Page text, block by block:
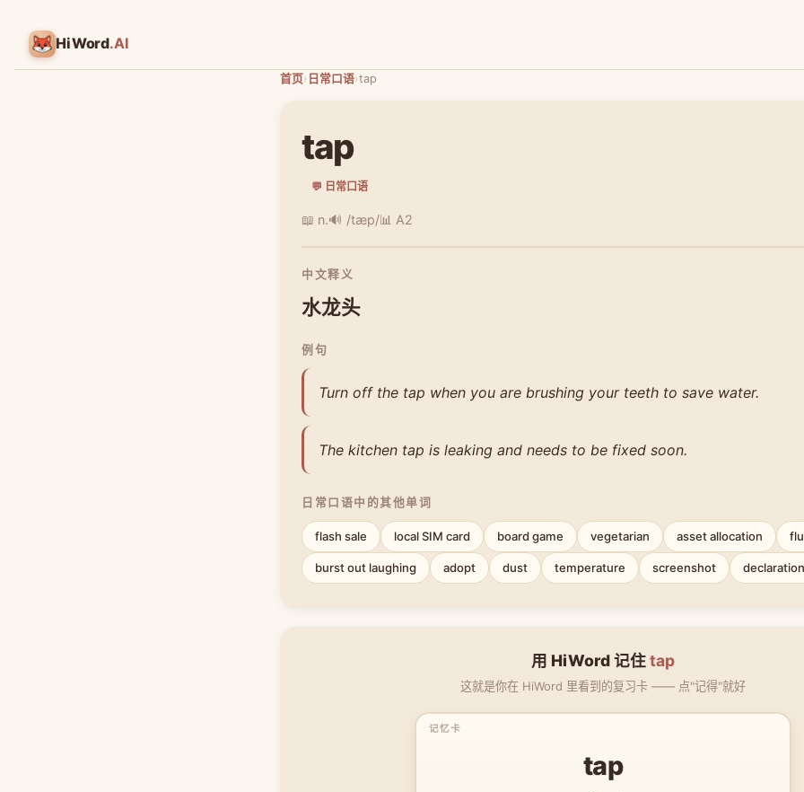
HiWord.AI
首页› 日常口语›tap
tap
💬 日常口语
📖 n.🔊 /tæp/📊 A2
中文释义
水龙头
例句
Turn off the tap when you are brushing your teeth to save water.
The kitchen tap is leaking and needs to be fixed soon.
日常口语中的其他单词
flash sale local SIM card board game vegetarian asset allocation
burst out laughing adopt dust temperature screenshot declaration
用 HiWord 记住tap
这就是你在 HiWord 里看到的复习卡 —— 点"记得"就好
tap